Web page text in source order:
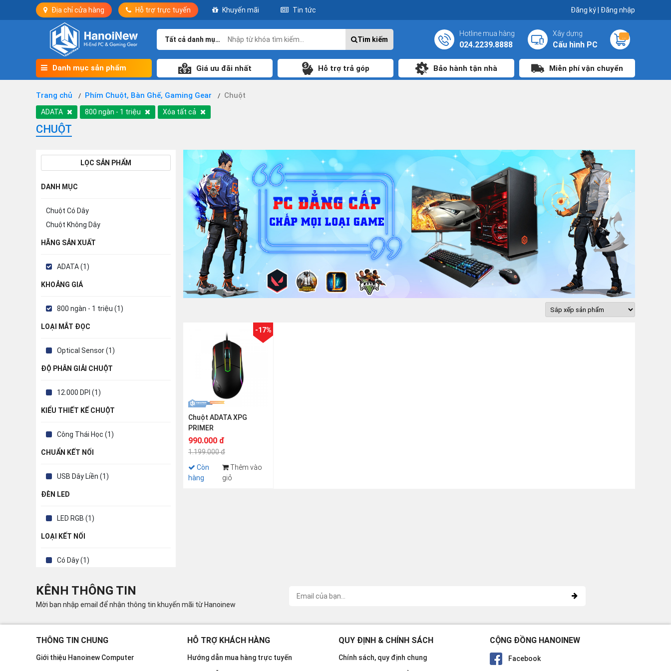
Địa chỉ cửa hàng Hỗ trợ trực tuyến Khuyến mãi Tin tức Đăng ký| Đăng nhập
Tất cả danh mục Tìm kiếm
Hotline mua hàng
024.2239.8888
Xây dựng
Cấu hình PC
Danh mục sản phẩm Giá ưu đãi nhất Hỗ trợ trả góp Bảo hành tận nhà Miễn phí vận chuyển
Trang chủ Phím Chuột, Bàn Ghế, Gaming Gear Chuột
ADATA 800 ngàn - 1 triệu Xóa tất cả
CHUỘT
LỌC SẢN PHẨM
DANH MỤC
Chuột Có Dây
Chuột Không Dây
HÃNG SẢN XUẤT
ADATA (1)
KHOẢNG GIÁ
800 ngàn - 1 triệu (1)
LOẠI MẮT ĐỌC
Optical Sensor (1)
ĐỘ PHÂN GIẢI CHUỘT
12.000 DPI (1)
KIỂU THIẾT KẾ CHUỘT
Công Thái Học (1)
CHUẨN KẾT NỐI
USB Dây Liền (1)
ĐÈN LED
LED RGB (1)
LOẠI KẾT NỐI
Có Dây (1)
-17%
Chuột ADATA XPG
PRIMER
990.000 đ
1.199.000 đ
Còn
hàng
Thêm vào
giỏ
KÊNH THÔNG TIN
Mời bạn nhập email để nhận thông tin khuyến mãi từ Hanoinew
THÔNG TIN CHUNG
Giới thiệu Hanoinew Computer
HỖ TRỢ KHÁCH HÀNG
Hướng dẫn mua hàng trực tuyến
QUY ĐỊNH & CHÍNH SÁCH
Chính sách, quy định chung
CỘNG ĐỒNG HANOINEW
Facebook